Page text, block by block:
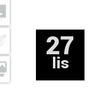
27
lis